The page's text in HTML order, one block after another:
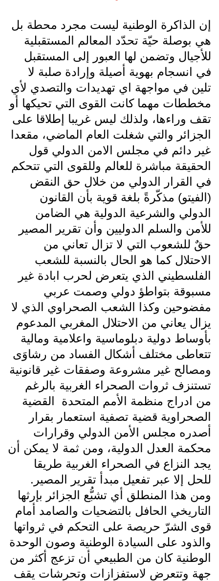
إن الذاكرة الوطنية ليست مجرد محطة بل
هي بوصلة حيّة تحدّد المعالم المستقبلية
للأجيال وتضمن لها العبور إلى المستقبل
في انسجام بهوية أصيلة وإرادة صلبة لا
تلين في مواجهة اي تهديدات والتصدي لأي
مخططات مهما كانت القوى التي تحيكها أو
تقف وراءها، ولذلك ليس غريبا إطلاقا على
الجزائر والتي شغلت العام الماضي، مقعدا
غير دائم في مجلس الامن الدولي قول
الحقيقة مباشرة للعالم وللقوى التي تتحكم
في القرار الدولي من خلال حق النقض
(الفيتو) مذكّرةً بلغة قوية بأن القانون
الدولي والشرعية الدولية هي الضامن
للأمن والسلم الدوليين وأن تقرير المصير
حقٌ للشعوب التي لا تزال تعاني من
الاحتلال كما هو الحال بالنسبة للشعب
الفلسطيني الذي يتعرض لحرب ابادة غير
مسبوقة بتواطؤ دولي وصمت عربي
مفضوحين وكذا الشعب الصحراوي الذي لا
يزال يعاني من الاحتلال المغربي المدعوم
بأوساط دولية دبلوماسية واعلامية ومالية
تتعاطى مختلف أشكال الفساد من رشاوَى
ومصالح غير مشروعة وصفقات غير قانونية
تستنزف ثروات الصحراء الغربية بالرغم
من ادراج منظمة الأمم المتحدة
القضية
الصحراوية قضية تصفية استعمار بقرار
أصدره مجلس الأمن الدولي وقرارات
محكمة العدل الدولية، ومن ثمة لا يمكن أن
يجد النزاع في الصحراء الغربية طريقا
للحل إلا عبر تفعيل مبدأ تقرير المصير.
ومن هذا المنطلق أي تشبُّع الجزائر بإرثها
التاريخي الحافل بالتضحيات والصامد أمام
قوى الشرّ حريصة على التحكم في ثرواتها
والذود على السيادة الوطنية وصون الوحدة
الوطنية كان من الطبيعي أن تزعج أكثر من
جهة وتتعرض لاستفزازات وتحرشات يقف